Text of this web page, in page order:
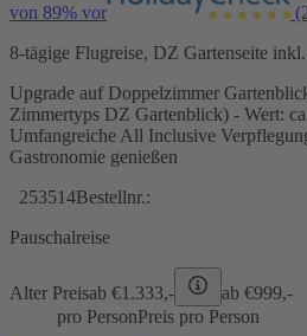
von 89% vor
8-tägige Flugreise, DZ Gartenseite
Upgrade auf Doppelzimmer
Zimmertyps DZ Gartenblick) - Wert:
Umfangreiche All Inclusive
Gastronomie genießen
253514Bestellnr.:
Pauschalreise
Alter Preisab €1.333,- ab €999,-
pro PersonPreis pro Person